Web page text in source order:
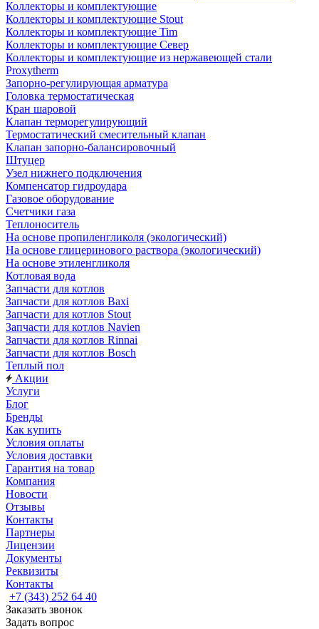
Коллекторы и комплектующие
Коллекторы и комплектующие Stout
Коллекторы и комплектующие Tim
Коллекторы и комплектующие Север
Коллекторы и комплектующие из нержавеющей стали
Proxytherm
Запорно-регулирующая арматура
Головка термостатическая
Кран шаровой
Клапан терморегулирующий
Термостатический смесительный клапан
Клапан запорно-балансировочный
Штуцер
Узел нижнего подключения
Компенсатор гидроудара
Газовое оборудование
Счетчики газа
Теплоноситель
На основе пропиленгликоля (экологический)
На основе глицеринового раствора (экологический)
На основе этиленгликоля
Котловая вода
Запчасти для котлов
Запчасти для котлов Baxi
Запчасти для котлов Stout
Запчасти для котлов Navien
Запчасти для котлов Rinnai
Запчасти для котлов Bosch
Теплый пол
Акции
Услуги
Блог
Бренды
Как купить
Условия оплаты
Условия доставки
Гарантия на товар
Компания
Новости
Отзывы
Контакты
Партнеры
Лицензии
Документы
Реквизиты
Контакты
+7 (343) 252 64 40
Заказать звонок
Задать вопрос